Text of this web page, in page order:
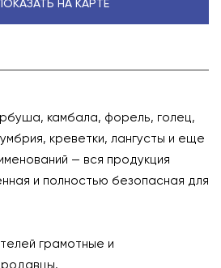
камбала, форель, голец,
креветки, лангусты и еще
— вся продукция
и полностью безопасная для
грамотные и
НА КАРТЕ